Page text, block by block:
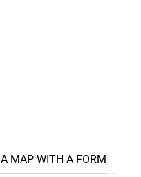
A MAP WITH A FORM